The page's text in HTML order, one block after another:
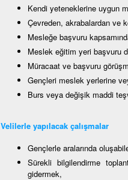
Kendi yeteneklerine uygun
Çevreden, akrabalardan ve
Mesleğe başvuru
Meslek eğitim yeri başvuru
Müracaat ve başvuru
Gençleri meslek yerlerine
Burs veya değişik maddi
Velilerle yapılacak çalışmalar
Gençlerle aralarında
Sürekli bilgilendirme
gidermek,